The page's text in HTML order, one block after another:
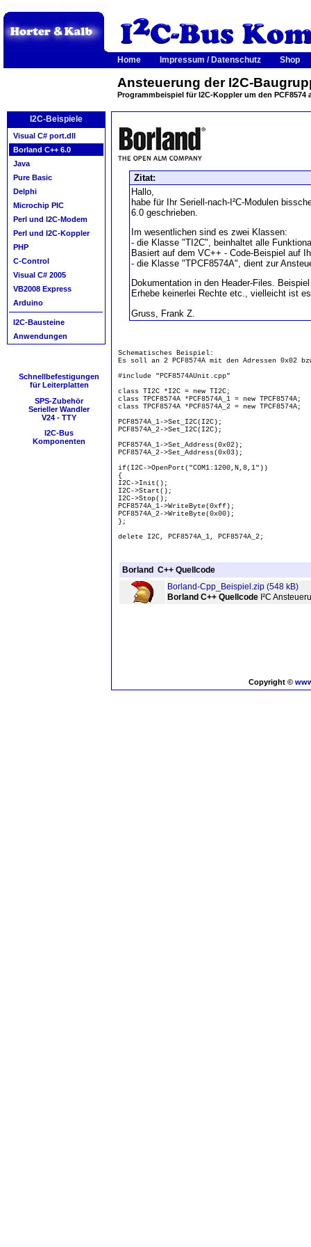
Home Impressum / Datenschutz Shop
Ansteuerung der I2C-
Programmbeispiel für I2C-Koppler um den PCF8574
I2C-Beispiele
Visual C# port.dll
Borland C++ 6.0
Java
Pure Basic
Delphi
Microchip PIC
Perl und I2C-Modem
Perl und I2C-Koppler
PHP
C-Control
Visual C# 2005
VB2008 Express
Arduino
I2C-Bausteine
Anwendungen
Schnellbefestigungen
für Leiterplatten
SPS-Zubehör
Serieller Wandler
V24 - TTY
I2C-Bus
Komponenten
Zitat:
Hallo,
habe für Ihr Seriell-nach-I²C-Modulen
6.0 geschrieben.
Im wesentlichen sind es zwei Klassen:
- die Klasse "TI2C", beinhaltet alle
Basiert auf dem VC++ - Code-Beispiel auf
- die Klasse "TPCF8574A", dient zur
Dokumentation in den Header-Files.
Erhebe keinerlei Rechte etc., vielleicht ist
Gruss, Frank Z.
Schematisches Beispiel:
Es soll an 2 PCF8574A mit den Adressen 0x02
#include "PCF8574AUnit.cpp"
class TI2C *I2C = new TI2C;
class TPCF8574A *PCF8574A_1 = new TPCF8574A;
class TPCF8574A *PCF8574A_2 = new TPCF8574A;
PCF8574A_1->Set_I2C(I2C);
PCF8574A_2->Set_I2C(I2C);
PCF8574A_1->Set_Address(0x02);
PCF8574A_2->Set_Address(0x03);
if(I2C->OpenPort("COM1:1200,N,8,1"))
{
I2C->Init();
I2C->Start();
I2C->Stop();
PCF8574A_1->WriteByte(0xff);
PCF8574A_2->WriteByte(0x00);
};
delete I2C, PCF8574A_1, PCF8574A_2;
Borland C++ Quellcode
Borland-Cpp_Beispiel.zip (548 kB)
Borland C++ Quellcode I²C
Copyright ©